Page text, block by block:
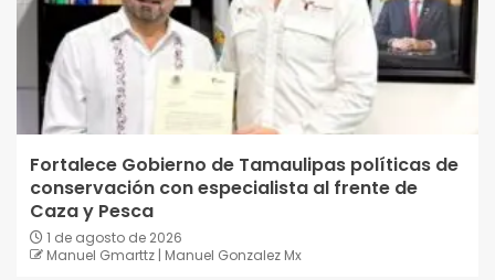
Fortalece Gobierno de Tamaulipas políticas de
conservación con especialista al frente de
Caza y Pesca
1 de agosto de 2026
Manuel Gmarttz | Manuel Gonzalez Mx